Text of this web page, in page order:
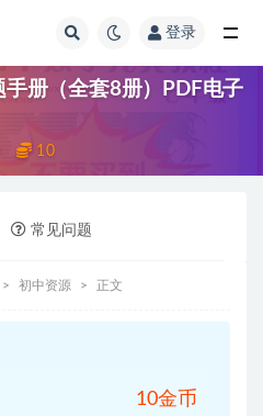
登录
册（全套8册）PDF电子
10
常见问题
初中资源 正文
10金币